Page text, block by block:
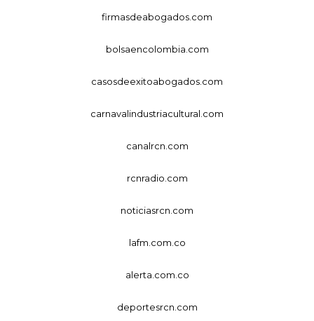
firmasdeabogados.com
bolsaencolombia.com
casosdeexitoabogados.com
carnavalindustriacultural.com
canalrcn.com
rcnradio.com
noticiasrcn.com
lafm.com.co
alerta.com.co
deportesrcn.com